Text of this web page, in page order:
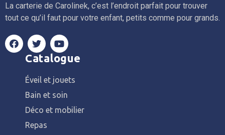
La carterie de Carolinek, c’est l’endroit parfait pour trouver
tout ce qu’il faut pour votre enfant, petits comme pour grands.
Catalogue
Éveil et jouets
Bain et soin
Déco et mobilier
Repas